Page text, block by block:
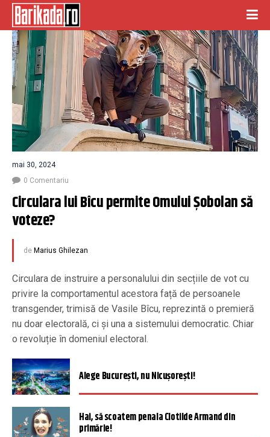
mai 30, 2024
0 Comentariu
Circulara lui Bîcu permite Omului Șobolan să
voteze?
de Marius Ghilezan
Circulara de instruire a personalului din secțiile de vot cu
privire la comportamentul acestora față de persoanele
transgender, trimisă de Vasile Bîcu, reprezintă o premieră
nu doar electorală, ci și una a sistemului democratic. Chiar
o revoluție în domeniul electoral.
Alege București, nu Nicușorești!
Hai, să scoatem penala Clotilde Armand din
primărie!